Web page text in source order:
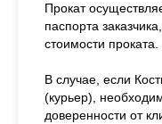
Прокат
паспорта
стоимости проката.
В случае, если
(курьер),
доверенности от